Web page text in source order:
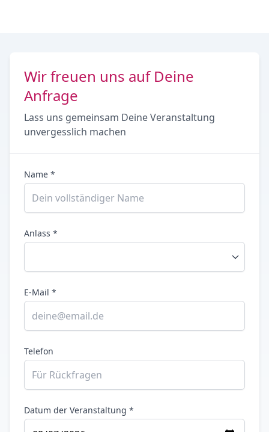
Wir freuen uns auf Deine
Anfrage
Lass uns gemeinsam Deine Veranstaltung
unvergesslich machen
Name *
Anlass *
E-Mail *
Telefon
Datum der Veranstaltung *